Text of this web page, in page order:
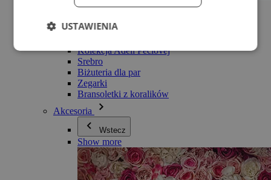
Wszystko w kategorii Biżuteria
Bransoletki
Kolekcja Adéli Pečlovej
Srebro
Biżuteria dla par
Zegarki
Bransoletki z koralików
Akcesoria
Wstecz
Show more
USTAWIENIA